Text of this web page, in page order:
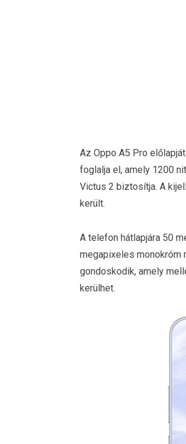
Az Oppo A5 Pro
foglalja el, amely 1200
Victus 2 biztosítja. A
került.
A telefon hátlapjára 50
megapixeles monokróm
gondoskodik, amely
kerülhet.